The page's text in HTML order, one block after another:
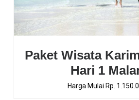
Paket Wisata
Hari 1
Harga Mulai Rp.